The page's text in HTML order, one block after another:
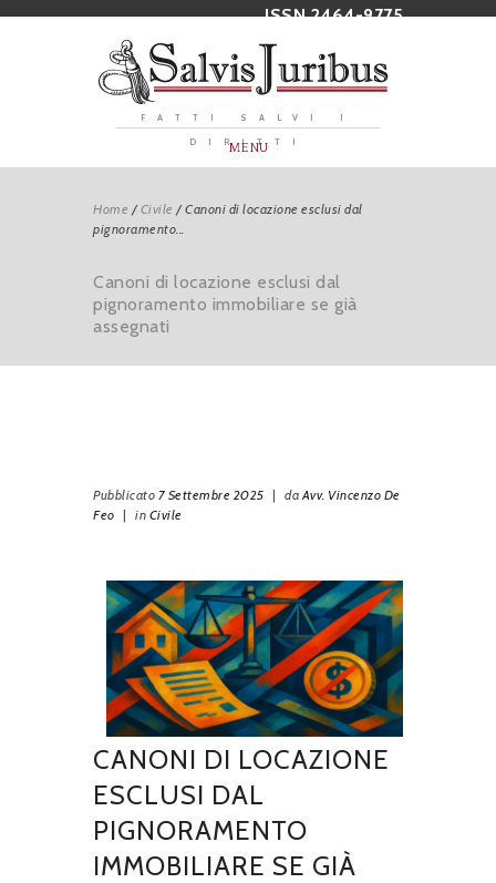
ISSN 2464-9775
FATTI SALVI I
DIRITTI
MENU
Home /Civile /Canoni di locazione esclusi dal
pignoramento...
Canoni di locazione esclusi dal
pignoramento immobiliare se già
assegnati
Pubblicato 7 Settembre 2025 | daAvv. Vincenzo De
Feo | in Civile
CANONI DI LOCAZIONE
ESCLUSI DAL
PIGNORAMENTO
IMMOBILIARE SE GIÀ